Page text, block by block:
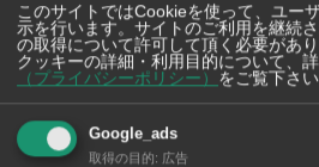
このサイトではCookieを使って、ユー
示を行います。サイトのご利用を継続
の取得について許可して頂く必要があり
クッキーの詳細・利用目的について、
（プライバシーポリシー）
をご覧下さい
Google_ads
取得の目的: 広告